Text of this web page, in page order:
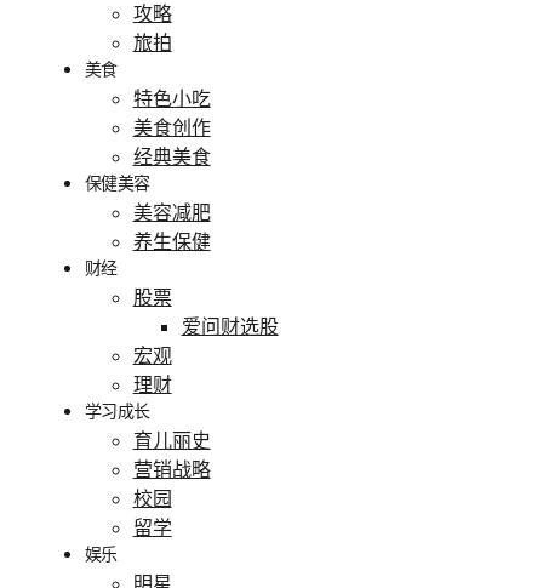
攻略
旅拍
美食
特色小吃
美食创作
经典美食
保健美容
美容减肥
养生保健
财经
股票
爱问财选股
宏观
理财
学习成长
育儿丽史
营销战略
校园
留学
娱乐